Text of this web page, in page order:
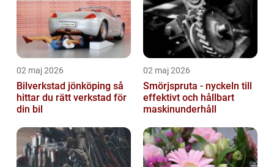
02 maj 2026
Bilverkstad jönköping så
hittar du rätt verkstad för
din bil
02 maj 2026
Smörjspruta - nyckeln till
effektivt och hållbart
maskinunderhåll